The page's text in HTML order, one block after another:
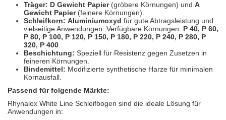
Träger: D Gewicht Papier(gröbere Körnungen) und A
Gewicht Papier(feinere Körnungen).
Schleifkorn: Aluminiumoxyd für gute Abtragsleistung und
vielseitige Anwendungen. Verfügbare Körnungen: P 40, P 60,
P 80, P 100, P 120, P 150, P 180, P 220, P 240, P 280, P
320, P 400
Beschichtung: Speziell für Resistenz gegen Zusetzen in
feineren Körnungen.
Bindemittel: Modifizierte synthetische Harze für minimalen
Kornausfall.
Passend für folgende Märkte:
Rhynalox White Line Schleifbogen sind die ideale Lösung für
Anwendungen in: